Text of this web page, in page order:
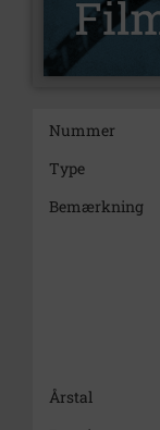
Nummer
Type
Bemærkning
Årstal